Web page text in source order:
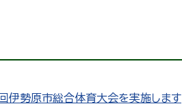
伊勢原市総合体育大会を実施します